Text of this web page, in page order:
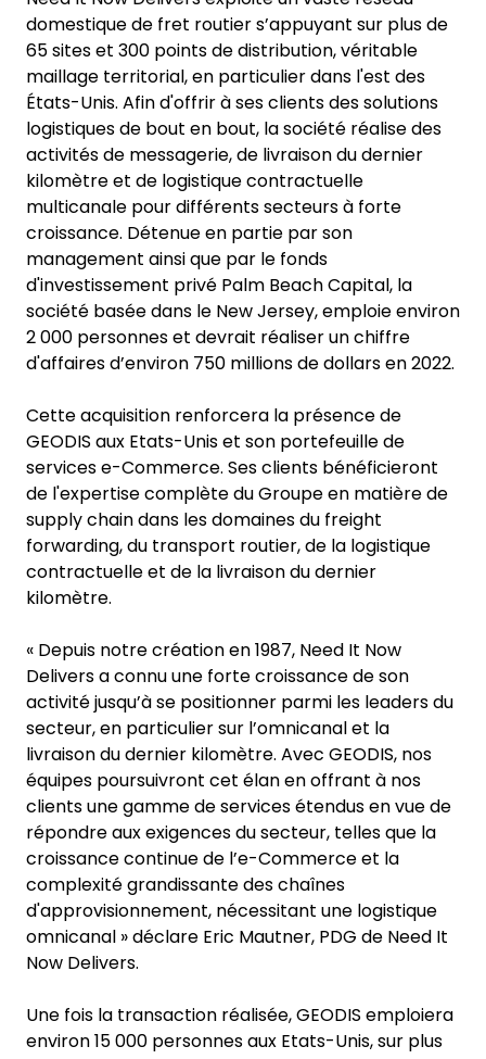
domestique de fret routier s’appuyant sur plus de
65 sites et 300 points de distribution, véritable
maillage territorial, en particulier dans l'est des
États-Unis. Afin d'offrir à ses clients des solutions
logistiques de bout en bout, la société réalise des
activités de messagerie, de livraison du dernier
kilomètre et de logistique contractuelle
multicanale pour différents secteurs à forte
croissance. Détenue en partie par son
management ainsi que par le fonds
d'investissement privé Palm Beach Capital, la
société basée dans le New Jersey, emploie environ
2 000 personnes et devrait réaliser un chiffre
d'affaires d’environ 750 millions de dollars en 2022.
Cette acquisition renforcera la présence de
GEODIS aux Etats-Unis et son portefeuille de
services e-Commerce. Ses clients bénéficieront
de l'expertise complète du Groupe en matière de
supply chain dans les domaines du freight
forwarding, du transport routier, de la logistique
contractuelle et de la livraison du dernier
kilomètre.
« Depuis notre création en 1987, Need It Now
Delivers a connu une forte croissance de son
activité jusqu’à se positionner parmi les leaders du
secteur, en particulier sur l’omnicanal et la
livraison du dernier kilomètre. Avec GEODIS, nos
équipes poursuivront cet élan en offrant à nos
clients une gamme de services étendus en vue de
répondre aux exigences du secteur, telles que la
croissance continue de l’e-Commerce et la
complexité grandissante des chaînes
d'approvisionnement, nécessitant une logistique
omnicanal » déclare Eric Mautner, PDG de Need It
Now Delivers.
Une fois la transaction réalisée, GEODIS emploiera
environ 15 000 personnes aux Etats-Unis, sur plus